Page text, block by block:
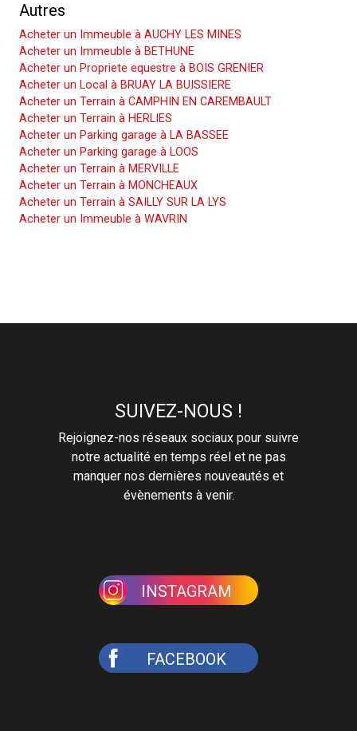
Autres
Acheter un Immeuble à AUCHY LES MINES
Acheter un Immeuble à BETHUNE
Acheter un Propriete equestre à BOIS GRENIER
Acheter un Local à BRUAY LA BUISSIERE
Acheter un Terrain à CAMPHIN EN CAREMBAULT
Acheter un Terrain à HERLIES
Acheter un Parking garage à LA BASSEE
Acheter un Parking garage à LOOS
Acheter un Terrain à MERVILLE
Acheter un Terrain à MONCHEAUX
Acheter un Terrain à SAILLY SUR LA LYS
Acheter un Immeuble à WAVRIN
SUIVEZ-NOUS !
Rejoignez-nos réseaux sociaux pour suivre
notre actualité en temps réel et ne pas
manquer nos dernières nouveautés et
évènements à venir.
INSTAGRAM
FACEBOOK